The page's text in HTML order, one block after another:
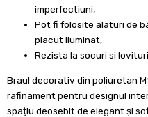
imperfectiuni,
Pot fi folosite alaturi de
placut iluminat,
Rezista la socuri si lovituri
Braul decorativ din poliuretan
rafinament pentru designul
spațiu deosebit de elegant și